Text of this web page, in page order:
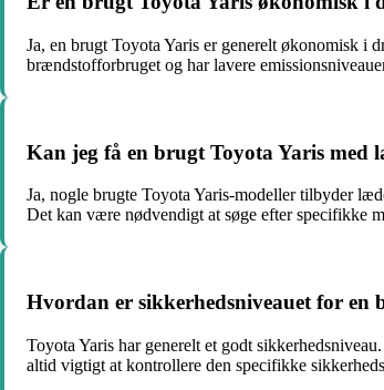
Ja, en brugt Toyota Yaris er generelt økonomisk i
brændstofforbruget og har lavere
Kan jeg få en brugt Toyota Yaris med
Ja, nogle brugte Toyota Yaris-modeller tilbyder
Det kan være nødvendigt at søge efter specifikke
Hvordan er sikkerhedsniveauet for en
Toyota Yaris har generelt et godt
altid vigtigt at kontrollere den specifikke